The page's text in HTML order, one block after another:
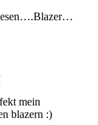
mein
blazern :)